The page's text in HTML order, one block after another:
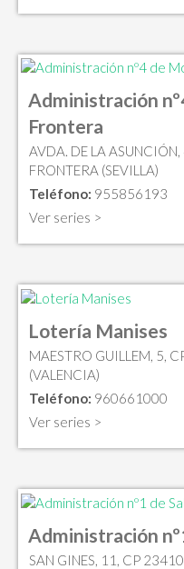
Administración
Frontera
AVDA. DE LA
FRONTERA (SEVILLA)
Teléfono: 955856193
Ver series >
Lotería Manises
MAESTRO GUILLEM, 5,
(VALENCIA)
Teléfono: 960661000
Ver series >
Administración
SAN GINES, 11, CP